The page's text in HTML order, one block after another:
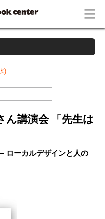
)
ん講演会 「先生は
ローカルデザインと人の